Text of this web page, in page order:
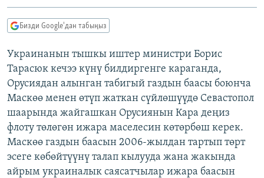
ДАНИСТЕ
АЗАТТЫК+
ЫҢГАЙСЫЗ СУРООЛОР
ОНЛАЙН ШЕРИНЕ
ЭЕ/АРнун бардык сайттары
Бизди Google'дан табыңыз
Украинанын тышкы иштер министри Борис
Тарасюк кечээ күнү билдиргенге караганда,
Орусиядан алынган табигый газдын баасы боюнча
Маскөө менен өтүп жаткан сүйлөшүүдө Севастопол
шаарында жайгашкан Орусиянын Кара деңиз
флоту төлөгөн ижара маселесин көтөрбөш керек.
Маскөө газдын баасын 2006-жылдан тартып төрт
эсеге көбөйтүүнү талап кылууда жана жакында
айрым украиналык саясатчылар ижара баасын